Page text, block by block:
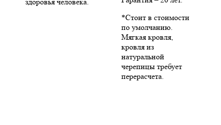
*Стоит в стоимости
по умолчанию.
Мягкая кровля,
кровля из
натуральной
черепицы требует
перерасчета.